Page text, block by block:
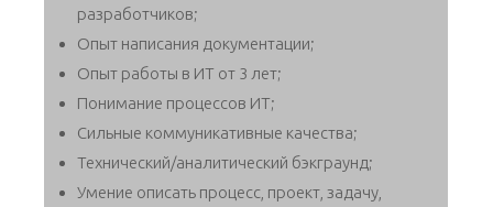
разработчиков;
Опыт написания документации;
Опыт работы в ИТ от 3 лет;
Понимание процессов ИТ;
Сильные коммуникативные качества;
Технический/аналитический бэкграунд;
Умение описать процесс, проект, задачу,